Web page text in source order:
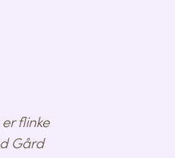
flinke
Gård